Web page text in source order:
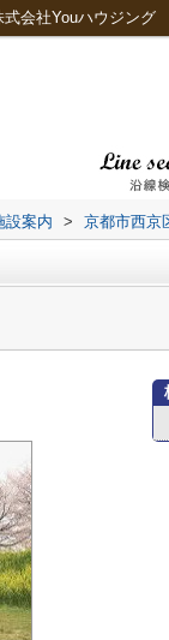
会社Youハウジング
設案内 > 京都市西京